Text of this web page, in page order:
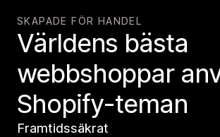
SKAPADE FÖR HANDEL
Världens bästa
webbshoppar
Shopify-teman
Framtidssäkrat